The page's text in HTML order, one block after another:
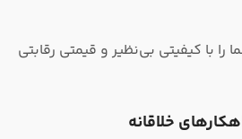
با کیفیتی بی‌نظیر و قیمتی رقابتی
خلاقانه